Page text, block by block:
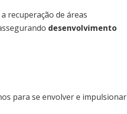
recuperação de áreas
desenvolvimento
para se envolver e impulsionar